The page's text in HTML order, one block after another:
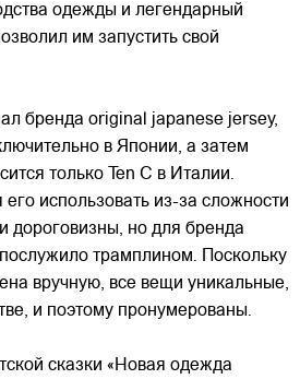
одежды и легендарный
им запустить свой
бренда original japanese jersey,
в Японии, а затем
только Ten C в Италии.
использовать из-за сложности
дороговизны, но для бренда
трамплином. Поскольку
вручную, все вещи уникальные,
и поэтому пронумерованы.
сказки «Новая одежда